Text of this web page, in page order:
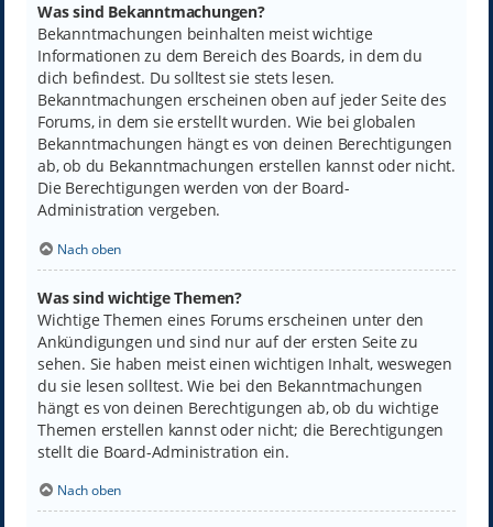
Was sind Bekanntmachungen?
Bekanntmachungen beinhalten meist wichtige
Informationen zu dem Bereich des Boards, in dem du
dich befindest. Du solltest sie stets lesen.
Bekanntmachungen erscheinen oben auf jeder Seite des
Forums, in dem sie erstellt wurden. Wie bei globalen
Bekanntmachungen hängt es von deinen Berechtigungen
ab, ob du Bekanntmachungen erstellen kannst oder nicht.
Die Berechtigungen werden von der Board-
Administration vergeben.
Nach oben
Was sind wichtige Themen?
Wichtige Themen eines Forums erscheinen unter den
Ankündigungen und sind nur auf der ersten Seite zu
sehen. Sie haben meist einen wichtigen Inhalt, weswegen
du sie lesen solltest. Wie bei den Bekanntmachungen
hängt es von deinen Berechtigungen ab, ob du wichtige
Themen erstellen kannst oder nicht; die Berechtigungen
stellt die Board-Administration ein.
Nach oben